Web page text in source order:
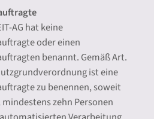
AG hat keine
oder einen
benannt. Gemäß Art.
ist eine
zu benennen, soweit
mindestens zehn Personen